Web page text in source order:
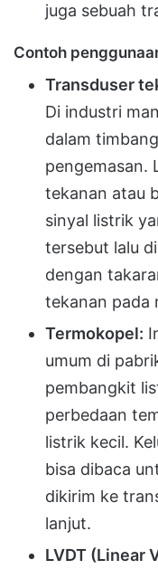
juga sebuah
Contoh
Transduser
Di industri
dalam
pengemasan.
tekanan atau
sinyal listrik
tersebut lalu
dengan
tekanan pada
Termokopel:
umum di
pembangkit
perbedaan
listrik kecil.
bisa dibaca
dikirim ke
lanjut.
LVDT (Linear